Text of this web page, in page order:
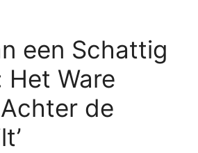
een Schattig
Het Ware
de